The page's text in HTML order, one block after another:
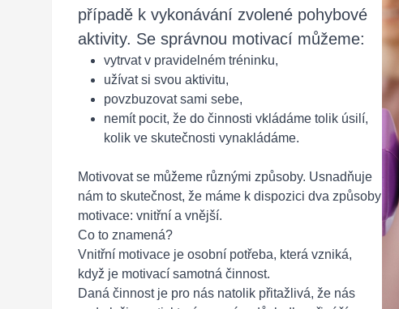
případě k vykonávání zvolené pohybové
aktivity. Se správnou motivací můžeme:
vytrvat v pravidelném tréninku,
užívat si svou aktivitu,
povzbuzovat sami sebe,
nemít pocit, že do činnosti vkládáme tolik úsilí,
kolik ve skutečnosti vynakládáme.
Motivovat se můžeme různými způsoby. Usnadňuje
nám to skutečnost, že máme k dispozici dva způsoby
motivace: vnitřní a vnější.
Co to znamená?
Vnitřní motivace je osobní potřeba, která vzniká,
když je motivací samotná činnost.
Daná činnost je pro nás natolik přitažlivá, že nás